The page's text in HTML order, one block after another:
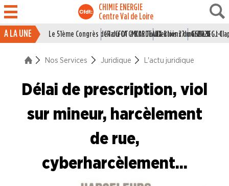
CHIMIE ENERGIE
Centre Val de Loire
ACTUALITÉ
ENTREPRISES
NOS
Le syndicat pour les cadres
A LA UNE Le 51ème Congrès de la CFDT à BORDEAUX
CR du CA CMCAS Tours Blois 27 mai 2026
Elections du CSE LSI : J-1
Grille IEG :
Nos Services Juridique L'actu juridique
Délai de prescription, viol
sur mineur, harcèlement
de rue,
cyberharcèlement...